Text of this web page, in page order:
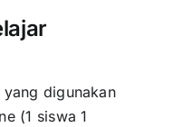
digunakan
(1 siswa 1